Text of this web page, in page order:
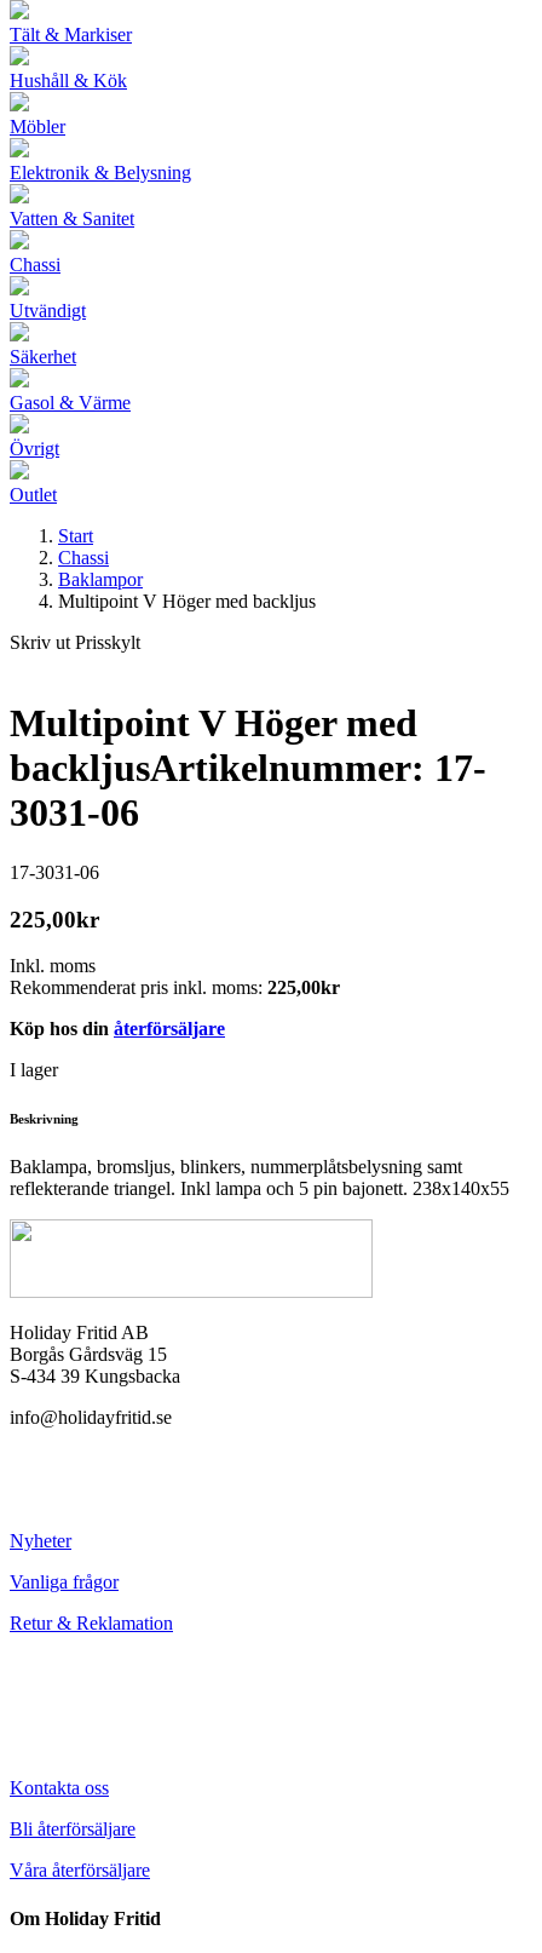
Tält & Markiser
Hushåll & Kök
Möbler
Elektronik & Belysning
Vatten & Sanitet
Chassi
Utvändigt
Säkerhet
Gasol & Värme
Övrigt
Outlet
Start
Chassi
Baklampor
Multipoint V Höger med backljus
Skriv ut Prisskylt
Multipoint V Höger med
backljusArtikelnummer: 17-
3031-06
17-3031-06
225,00kr
Inkl. moms
Rekommenderat pris inkl. moms: 225,00kr
Köp hos din återförsäljare
I lager
Beskrivning
Baklampa, bromsljus, blinkers, nummerplåtsbelysning samt
reflekterande triangel. Inkl lampa och 5 pin bajonett. 238x140x55
Holiday Fritid AB
Borgås Gårdsväg 15
S-434 39 Kungsbacka
info@holidayfritid.se
Nyheter
Vanliga frågor
Retur & Reklamation
Kontakta oss
Bli återförsäljare
Våra återförsäljare
Om Holiday Fritid